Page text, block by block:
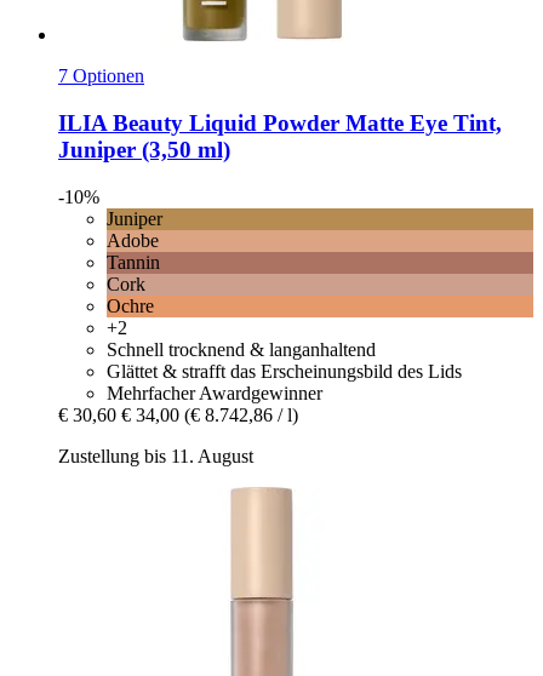
7 Optionen
ILIA Beauty Liquid Powder Matte Eye Tint,
Juniper (3,50 ml)
-10%
Juniper
Adobe
Tannin
Cork
Ochre
+2
Schnell trocknend & langanhaltend
Glättet & strafft das Erscheinungsbild des Lids
Mehrfacher Awardgewinner
€ 30,60 € 34,00 (€ 8.742,86 / l)
Zustellung bis 11. August